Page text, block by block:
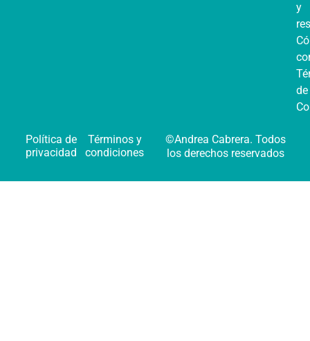
y
Política de
privacidad
Términos y
condiciones
©Andrea Cabrera. Todos
los derechos reservados